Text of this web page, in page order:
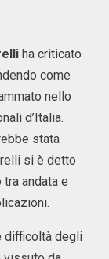
ha criticato
come
nello
d’Italia.
stata
si è detto
andata e
difficoltà degli